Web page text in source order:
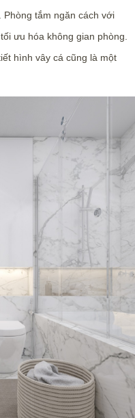
tắm ngăn cách với
ưu hóa không gian phòng.
hình vây cá cũng là một